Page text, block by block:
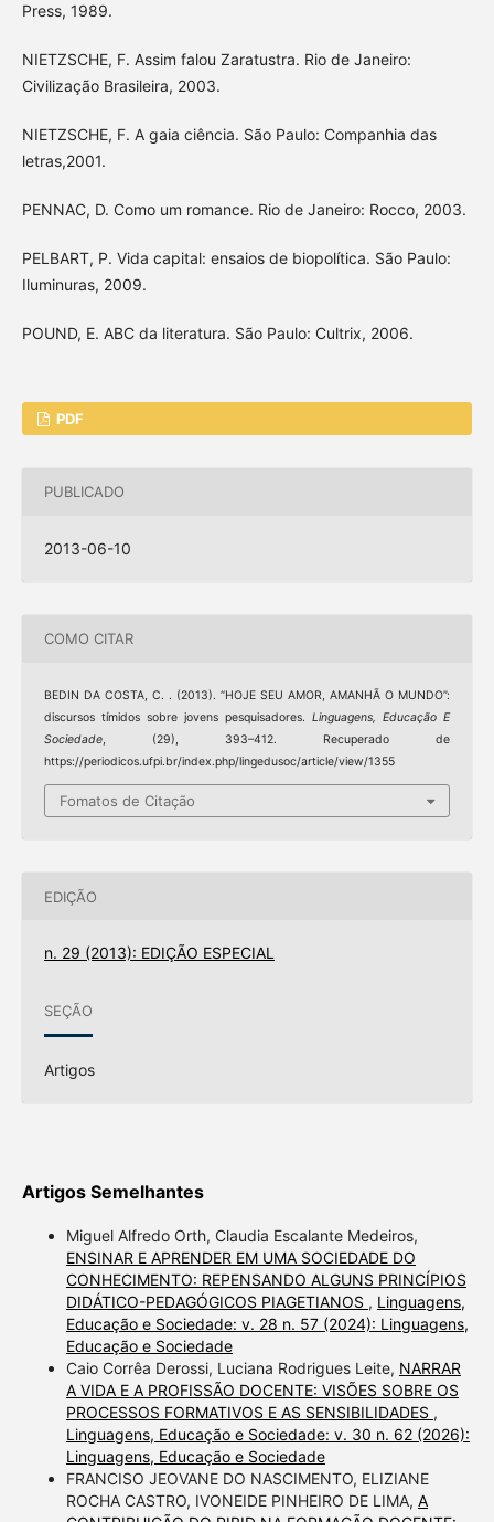
Press, 1989.
NIETZSCHE, F. Assim falou Zaratustra. Rio de Janeiro:
Civilização Brasileira, 2003.
NIETZSCHE, F. A gaia ciência. São Paulo: Companhia das
letras,2001.
PENNAC, D. Como um romance. Rio de Janeiro: Rocco, 2003.
PELBART, P. Vida capital: ensaios de biopolítica. São Paulo:
Iluminuras, 2009.
POUND, E. ABC da literatura. São Paulo: Cultrix, 2006.
PDF
PUBLICADO
2013-06-10
COMO CITAR
BEDIN DA COSTA, C. . (2013). “HOJE SEU AMOR, AMANHÃ O MUNDO”:
discursos tímidos sobre jovens pesquisadores.Linguagens, Educação E
Sociedade, (29), 393–412. Recuperado de
https://periodicos.ufpi.br/index.php/lingedusoc/article/view/1355
Fomatos de Citação
EDIÇÃO
n. 29 (2013): EDIÇÃO ESPECIAL
SEÇÃO
Artigos
Artigos Semelhantes
Miguel Alfredo Orth, Claudia Escalante Medeiros,
ENSINAR E APRENDER EM UMA SOCIEDADE DO
CONHECIMENTO: REPENSANDO ALGUNS PRINCÍPIOS
DIDÁTICO-PEDAGÓGICOS PIAGETIANOS , Linguagens,
Educação e Sociedade: v. 28 n. 57 (2024): Linguagens,
Educação e Sociedade
Caio Corrêa Derossi, Luciana Rodrigues Leite, NARRAR
A VIDA E A PROFISSÃO DOCENTE: VISÕES SOBRE OS
PROCESSOS FORMATIVOS E AS SENSIBILIDADES ,
Linguagens, Educação e Sociedade: v. 30 n. 62 (2026):
Linguagens, Educação e Sociedade
FRANCISO JEOVANE DO NASCIMENTO, ELIZIANE
ROCHA CASTRO, IVONEIDE PINHEIRO DE LIMA, A